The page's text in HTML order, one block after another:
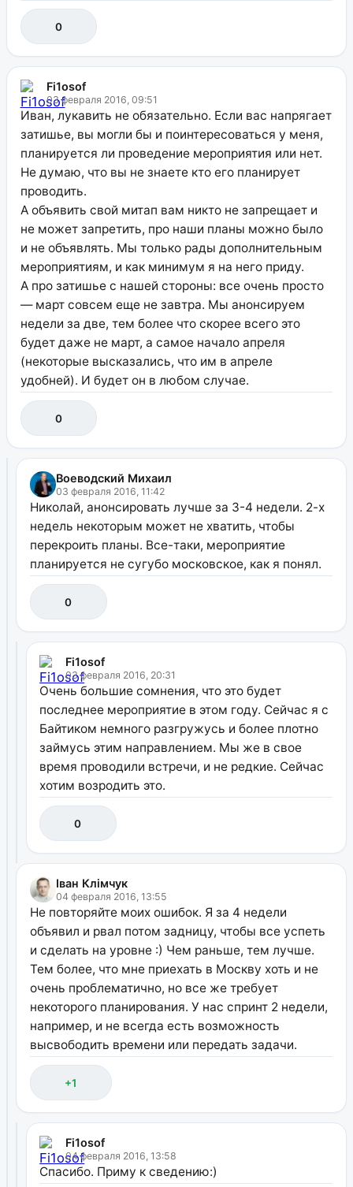
0
Fi1osof
03 февраля 2016, 09:51
Иван, лукавить не обязательно. Если вас напрягает
затишье, вы могли бы и поинтересоваться у меня,
планируется ли проведение мероприятия или нет.
Не думаю, что вы не знаете кто его планирует
проводить.
А объявить свой митап вам никто не запрещает и
не может запретить, про наши планы можно было
и не объявлять. Мы только рады дополнительным
мероприятиям, и как минимум я на него приду.
А про затишье с нашей стороны: все очень просто
— март совсем еще не завтра. Мы анонсируем
недели за две, тем более что скорее всего это
будет даже не март, а самое начало апреля
(некоторые высказались, что им в апреле
удобней). И будет он в любом случае.
0
Воеводский Михаил
03 февраля 2016, 11:42
Николай, анонсировать лучше за 3-4 недели. 2-х
недель некоторым может не хватить, чтобы
перекроить планы. Все-таки, мероприятие
планируется не сугубо московское, как я понял.
0
Fi1osof
03 февраля 2016, 20:31
Очень большие сомнения, что это будет
последнее мероприятие в этом году. Сейчас я с
Байтиком немного разгружусь и более плотно
займусь этим направлением. Мы же в свое
время проводили встречи, и не редкие. Сейчас
хотим возродить это.
0
Іван Клімчук
04 февраля 2016, 13:55
Не повторяйте моих ошибок. Я за 4 недели
объявил и рвал потом задницу, чтобы все успеть
и сделать на уровне :) Чем раньше, тем лучше.
Тем более, что мне приехать в Москву хоть и не
очень проблематично, но все же требует
некоторого планирования. У нас спринт 2 недели,
например, и не всегда есть возможность
высвободить времени или передать задачи.
+1
Fi1osof
04 февраля 2016, 13:58
Спасибо. Приму к сведению:)